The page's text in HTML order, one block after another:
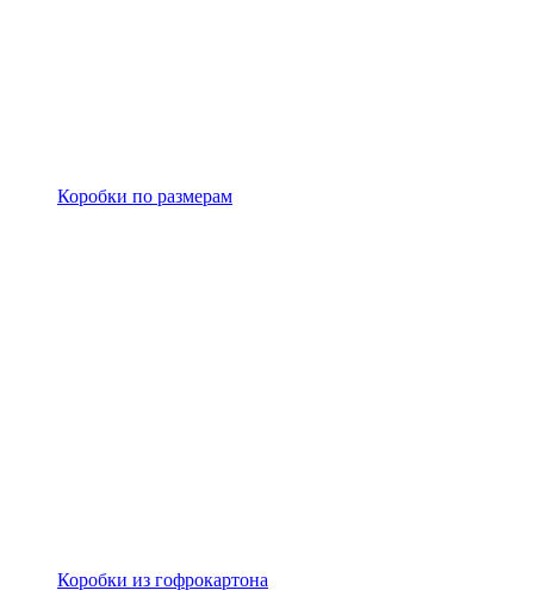
Коробки по размерам
Коробки из гофрокартона